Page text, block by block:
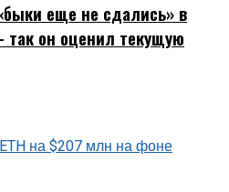
еще не сдались» в
он оценил текущую